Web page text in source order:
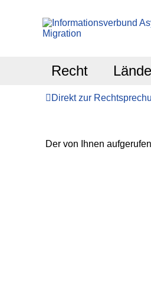
Recht
Direkt zur
Der von Ihnen